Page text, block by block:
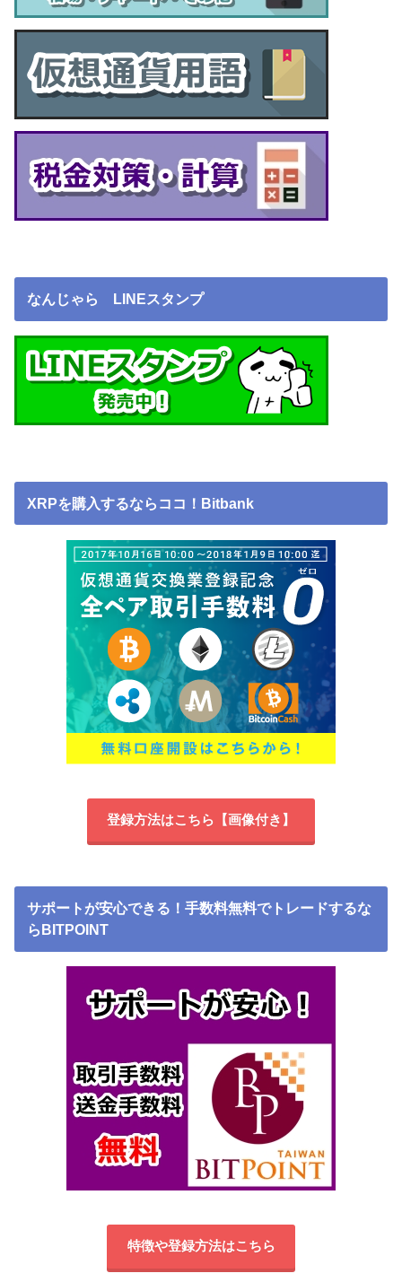
なんじゃら LINEスタンプ
XRPを購入するならココ！Bitbank
登録方法はこちら【画像付き】
サポートが安心できる！手数料無料でトレードするな
らBITPOINT
特徴や登録方法はこちら